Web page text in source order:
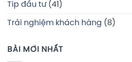
Tip đầu tư(41)
Trải nghiệm khách hàng (8)
BÀI MỚI NHẤT